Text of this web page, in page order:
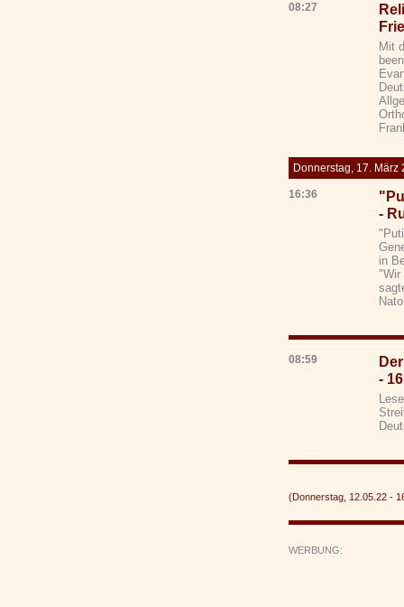
08:27
Mit
Donnerstag, 17. März
16:36
-
in
"Wir
08:59
-
(Donnerstag, 12.05.22 -
WERBUNG: